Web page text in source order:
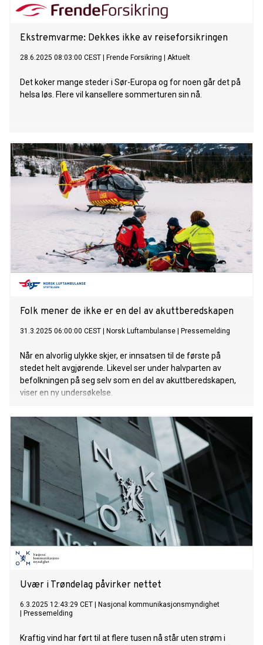
Ekstremvarme: Dekkes ikke av reiseforsikringen
28.6.2025 08:03:00 CEST Frende Forsikring Aktuelt
Det koker mange steder i Sør-Europa og for noen går det på
helsa løs. Flere vil kansellere sommerturen sin nå.
Folk mener de ikke er en del av akuttberedskapen
31.3.2025 06:00:00 CEST Norsk Luftambulanse Pressemelding
Når en alvorlig ulykke skjer, er innsatsen til de første på
stedet helt avgjørende. Likevel ser under halvparten av
befolkningen på seg selv som en del av akuttberedskapen,
viser en ny undersøkelse.
Uvær i Trøndelag påvirker nettet
6.3.2025 12:43:29 CET
Nasjonal kommunikasjonsmyndighet
Pressemelding
Kraftig vind har ført til at flere tusen nå står uten strøm i